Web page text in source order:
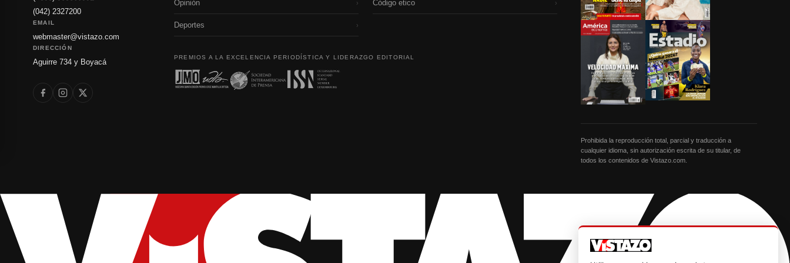
(042) 2327200
EMAIL
webmaster@vistazo.com
DIRECCIÓN
Aguirre 734 y Boyacá
Opinión ›
Deportes ›
Código etico ›
PREMIOS A LA EXCELENCIA PERIODÍSTICA Y LIDERAZGO EDITORIAL
Prohibida la reproducción total, parcial y traducción a
cualquier idioma, sin autorización escrita de su titular, de
todos los contenidos de Vistazo.com.